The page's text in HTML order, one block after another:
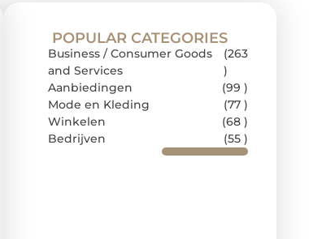
POPULAR CATEGORIES
Business / Consumer Goods
and Services
(263
)
Aanbiedingen
(99 )
Mode en Kleding
(77 )
Winkelen
(68 )
Bedrijven
(55 )